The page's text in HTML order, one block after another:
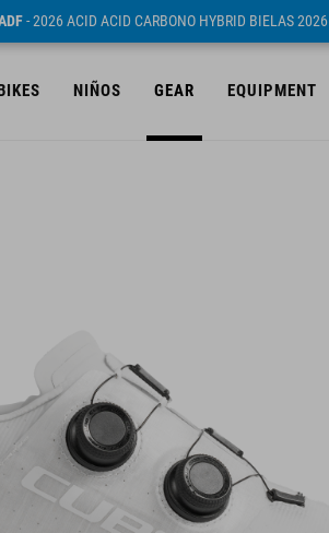
- 2026 ACID ACID CARBONO HYBRID BIELAS 2026
NIÑOS GEAR EQUIPMENT